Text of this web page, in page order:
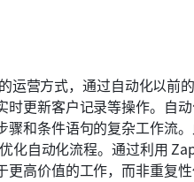
运营方式，通过自动化以前
更新客户记录等操作。自动
和条件语句的复杂工作流
化自动化流程。通过利用
高价值的工作，而非重复性